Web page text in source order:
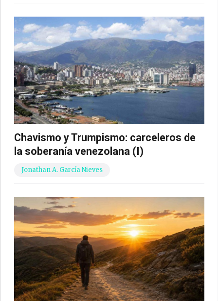
Chavismo y Trumpismo: carceleros de
la soberanía venezolana (I)
Jonathan A. García Nieves